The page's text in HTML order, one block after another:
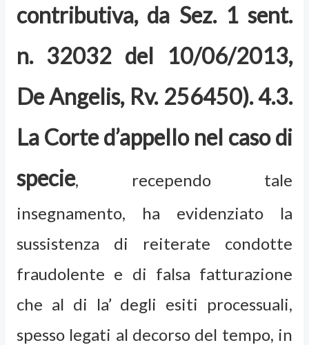
contributiva, da Sez. 1 sent.
n. 32032 del 10/06/2013,
De Angelis, Rv. 256450). 4.3.
La Corte d’appello nel caso di
specie, recependo tale
insegnamento, ha evidenziato la
sussistenza di reiterate condotte
fraudolente e di falsa fatturazione
che al di la’ degli esiti processuali,
spesso legati al decorso del tempo, in